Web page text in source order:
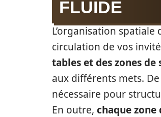
FLUIDE
L’organisation
circulation de vos
tables et des zones de
aux différents mets.
nécessaire pour
En outre, chaque